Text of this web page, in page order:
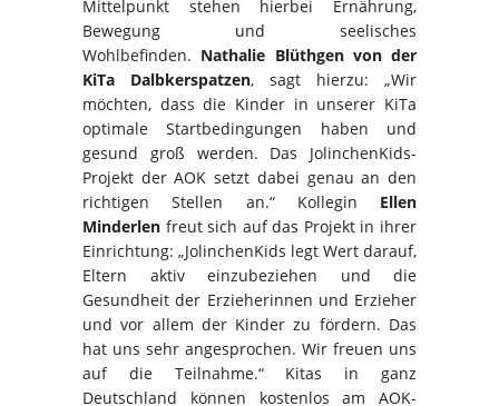
Mittelpunkt stehen hierbei Ernährung,
Bewegung und seelisches
Wohlbefinden. Nathalie Blüthgen von der
KiTa Dalbkerspatzen, sagt hierzu: „Wir
möchten, dass die Kinder in unserer KiTa
optimale Startbedingungen haben und
gesund groß werden. Das JolinchenKids-
Projekt der AOK setzt dabei genau an den
richtigen Stellen an.“
Kollegin
Ellen
Minderlen freut sich auf das Projekt in ihrer
Einrichtung: „JolinchenKids legt Wert darauf,
Eltern aktiv einzubeziehen und die
Gesundheit der Erzieherinnen und Erzieher
und vor allem der Kinder zu fördern. Das
hat uns sehr angesprochen. Wir freuen uns
auf die Teilnahme.“ Kitas in ganz
Deutschland können kostenlos am AOK-